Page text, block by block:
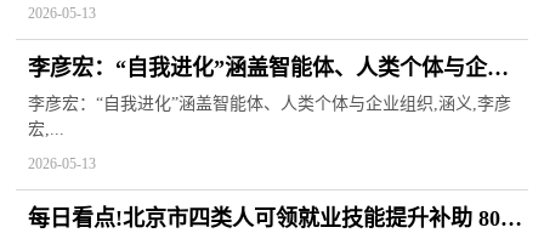
2026-05-13
李彦宏：“自我进化”涵盖智能体、人类个体与企业
组织
李彦宏：“自我进化”涵盖智能体、人类个体与企业组织,涵义,李彦
宏,...
2026-05-13
每日看点!北京市四类人可领就业技能提升补助 800